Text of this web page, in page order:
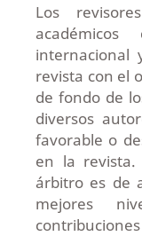
Los
internacional
revista con el
de fondo de
diversos
favorable o
en la
árbitro es de
mejores